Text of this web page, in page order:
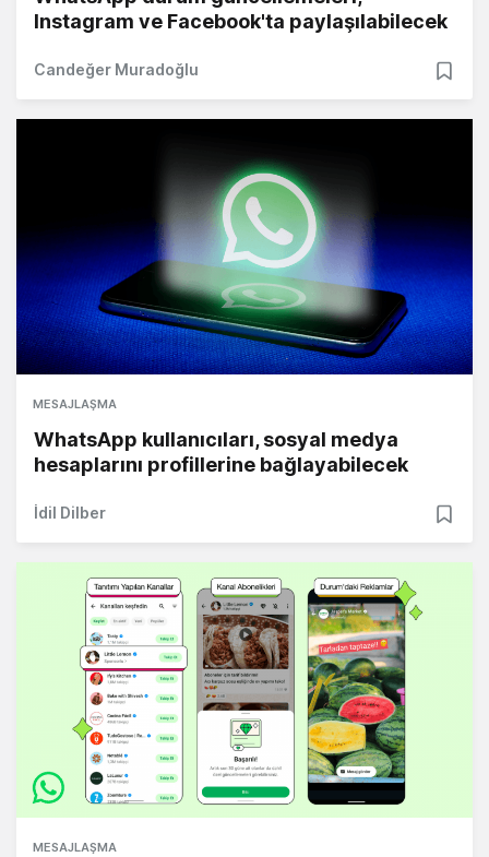
Instagram ve Facebook'ta paylaşılabilecek
Candeğer Muradoğlu
MESAJLAŞMA
WhatsApp kullanıcıları, sosyal medya
hesaplarını profillerine bağlayabilecek
İdil Dilber
MESAJLAŞMA